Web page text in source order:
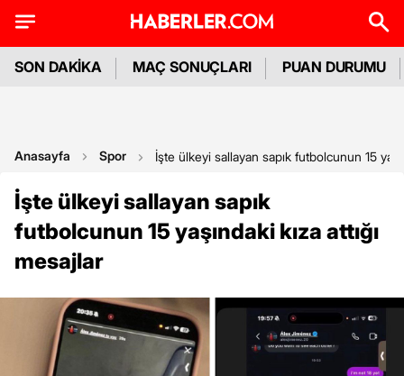
SON DAKİKA MAÇ SONUÇLARI PUAN DURUMU
Anasayfa Spor İşte ülkeyi sallayan sapık futbolcunun 15
İşte ülkeyi sallayan sapık
futbolcunun 15 yaşındaki kıza attığı
mesajlar